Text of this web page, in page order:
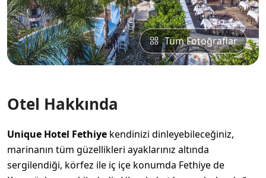
Tüm Fotoğraflar
Otel Hakkında
Unique Hotel Fethiye kendinizi dinleyebileceğiniz,
marinanın tüm güzellikleri ayaklarınız altında
sergilendiği, körfez ile iç içe konumda Fethiye de